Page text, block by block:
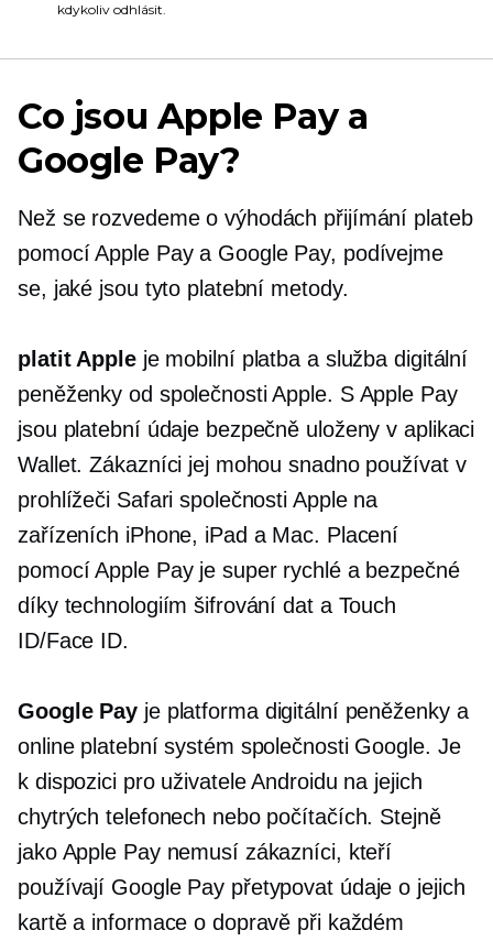
kdykoliv odhlásit.
Co jsou Apple Pay a
Google Pay?
Než se rozvedeme o výhodách přijímání plateb
pomocí Apple Pay a Google Pay, podívejme
se, jaké jsou tyto platební metody.
platit Appleje mobilní platba a služba digitální
peněženky od společnosti Apple. S Apple Pay
jsou platební údaje bezpečně uloženy v aplikaci
Wallet. Zákazníci jej mohou snadno používat v
prohlížeči Safari společnosti Apple na
zařízeních iPhone, iPad a Mac. Placení
pomocí Apple Pay je super rychlé a bezpečné
díky technologiím šifrování dat a Touch
ID/Face ID.
Google Pay je platforma digitální peněženky a
online platební systém společnosti Google. Je
k dispozici pro uživatele Androidu na jejich
chytrých telefonech nebo počítačích. Stejně
jako Apple Pay nemusí zákazníci, kteří
používají Google Pay přetypovatúdaje o jejich
kartě a informace o dopravě při každém